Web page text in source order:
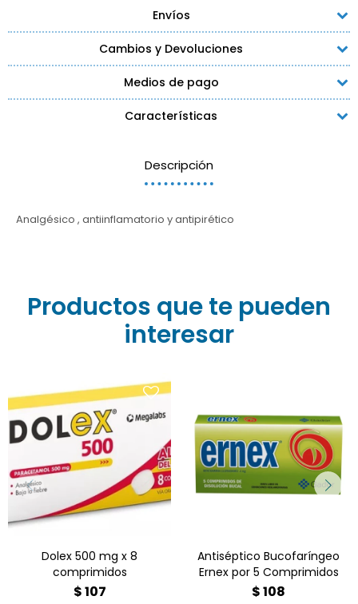
Envíos
Cambios y Devoluciones
Medios de pago
Características
Descripción
Analgésico , antiinflamatorio y antipirético
Productos que te pueden
interesar
Analgesico
Dolex 500 mg x 8
comprimidos
$107
antiséptico y analgésico
bucofaríngeo en formato
de 5 comprimidos para
disolver lentamente en la
boca. Contiene
bencidamina, que alivia el
dolor, la irritación y la
inflamación de garganta
Antiséptico Bucofaríngeo
Ernex por 5 Comprimidos
$108